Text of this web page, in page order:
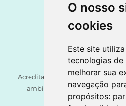
O nosso
cookies
Este site
tecnologias de
melhorar sua
navegação
propósitos:
Acreditamos ser um direito de
ambiente seguro, assente
Crescer Forte